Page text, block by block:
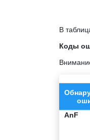
В
Коды
AnF